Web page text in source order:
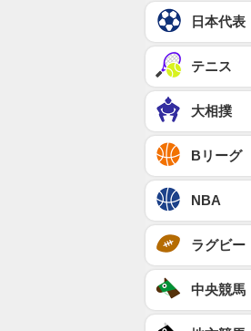
日本代表
テニス
大相撲
Bリーグ
NBA
ラグビー
中央競馬